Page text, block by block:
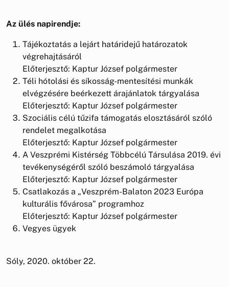
Az ülés napirendje:
Tájékoztatás a lejárt határidejű határozatok
végrehajtásáról
Előterjesztő: Kaptur József polgármester
Téli hótolási és síkosság-mentesítési munkák
elvégzésére beérkezett árajánlatok tárgyalása
Előterjesztő: Kaptur József polgármester
Szociális célú tűzifa támogatás elosztásáról szóló
rendelet megalkotása
Előterjesztő: Kaptur József polgármester
A Veszprémi Kistérség Többcélú Társulása 2019. évi
tevékenységéről szóló beszámoló tárgyalása
Előterjesztő: Kaptur József polgármester
Csatlakozás a „Veszprém-Balaton 2023 Európa
kulturális fővárosa” programhoz
Előterjesztő: Kaptur József polgármester
Vegyes ügyek
Sóly, 2020. október 22.